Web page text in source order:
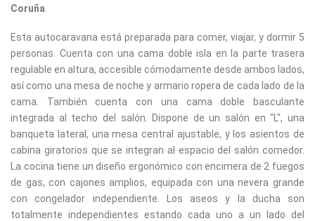
Coruña
Esta autocaravana está preparada para comer, viajar, y dormir 5
personas. Cuenta con una cama doble isla en la parte trasera
regulable en altura, accesible cómodamente desde ambos lados,
así como una mesa de noche y armario ropera de cada lado de la
cama. También cuenta con una cama doble basculante
integrada al techo del salón. Dispone de un salón en "L", una
banqueta lateral, una mesa central ajustable, y los asientos de
cabina giratorios que se integran al espacio del salón comedor.
La cocina tiene un diseño ergonómico con encimera de 2 fuegos
de gas, con cajones amplios, equipada con una nevera grande
con congelador independiente. Los aseos y la ducha son
totalmente independientes estando cada uno a un lado del